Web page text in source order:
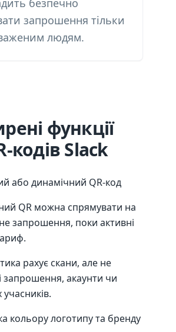
безпечно
запрошення тільки
людям.
функції
кодів Slack
або динамічний QR-код
QR можна спрямувати на
запрошення, поки активні
рахує скани, але не
запрошення, акаунти чи
кольору логотипу та бренду